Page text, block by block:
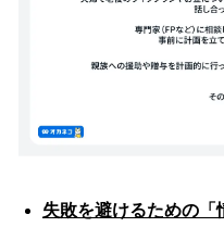
失敗を避けるための「